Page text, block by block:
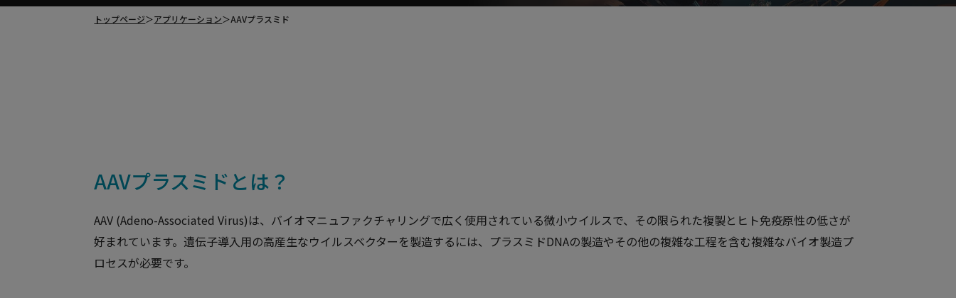
トップページ＞アプリケーション＞AAVプラスミド
AAVプラスミドとは？
AAV (Adeno-Associated Virus)は、バイオマニュファクチャリングで広く使用されている微小ウイルスで、その限られた複製とヒト免疫原性の低さが
好まれています。遺伝子導入用の高産生なウイルスベクターを製造するには、プラスミドDNAの製造やその他の複雑な工程を含む複雑なバイオ製造プ
ロセスが必要です。